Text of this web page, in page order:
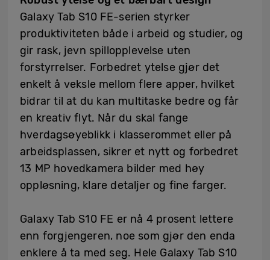
Galaxy Tab S10 FE-serien styrker
produktiviteten både i arbeid og studier, og
gir rask, jevn spillopplevelse uten
forstyrrelser. Forbedret ytelse gjør det
enkelt å veksle mellom flere apper, hvilket
bidrar til at du kan multitaske bedre og får
en kreativ flyt. Når du skal fange
hverdagsøyeblikk i klasserommet eller på
arbeidsplassen, sikrer et nytt og forbedret
13 MP hovedkamera bilder med høy
oppløsning, klare detaljer og fine farger.
Galaxy Tab S10 FE er nå 4 prosent lettere
enn forgjengeren, noe som gjør den enda
enklere å ta med seg. Hele Galaxy Tab S10